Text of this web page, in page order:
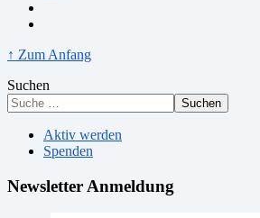
↑ Zum Anfang
Suchen
Suchen
Aktiv werden
Spenden
Newsletter Anmeldung